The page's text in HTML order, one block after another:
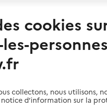
à domicile
DROME
et services autour de Saint-
cookies
collectons, nous utilisons,
d’information sur la